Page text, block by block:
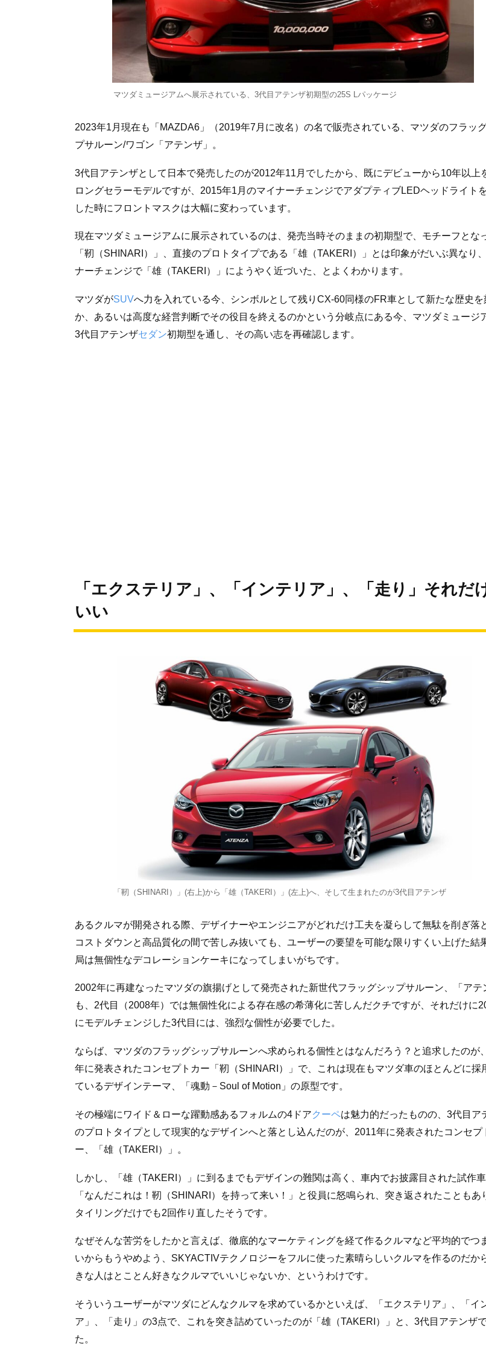
マツダミュージアムへ展示されている、3代目アテンザ初期型の25S Lパッケージ
2023年1月現在も「MAZDA6」（2019年7月に改名）の名で販売されている、マツダのフラッ
プサルーン/ワゴン「アテンザ」。
3代目アテンザとして日本で発売したのが2012年11月でしたから、既にデビューから10年以上
ロングセラーモデルですが、2015年1月のマイナーチェンジでアダプティブLEDヘッドライト
した時にフロントマスクは大幅に変わっています。
現在マツダミュージアムに展示されているのは、発売当時そのままの初期型で、モチーフとな
「靭（SHINARI）」、直接のプロトタイプである「雄（TAKERI）」とは印象がだいぶ異なり
ナーチェンジで「雄（TAKERI）」にようやく近づいた、とよくわかります。
マツダがSUVへ力を入れている今、シンボルとして残りCX-60同様のFR車として新たな歴史を
か、あるいは高度な経営判断でその役目を終えるのかという分岐点にある今、マツダミュージ
3代目アテンザセダン初期型を通し、その高い志を再確認します。
「エクステリア」、「インテリア」、「走り」それだ
いい
「靭（SHINARI）」(右上)から「雄（TAKERI）」(左上)へ、そして生まれたのが3代目アテンザ
あるクルマが開発される際、デザイナーやエンジニアがどれだけ工夫を凝らして無駄を削ぎ落
コストダウンと高品質化の間で苦しみ抜いても、ユーザーの要望を可能な限りすくい上げた結
局は無個性なデコレーションケーキになってしまいがちです。
2002年に再建なったマツダの旗揚げとして発売された新世代フラッグシップサルーン、「アテ
も、2代目（2008年）では無個性化による存在感の希薄化に苦しんだクチですが、それだけに
にモデルチェンジした3代目には、強烈な個性が必要でした。
ならば、マツダのフラッグシップサルーンへ求められる個性とはなんだろう？と追求したのが
年に発表されたコンセプトカー「靭（SHINARI）」で、これは現在もマツダ車のほとんどに採
ているデザインテーマ、「魂動－Soul of Motion」の原型です。
その極端にワイド＆ローな躍動感あるフォルムの4ドアクーペは魅力的だったものの、3代目ア
のプロトタイプとして現実的なデザインへと落とし込んだのが、2011年に発表されたコンセプ
ー、「雄（TAKERI）」。
しかし、「雄（TAKERI）」に到るまでもデザインの難関は高く、車内でお披露目された試作車
「なんだこれは！靭（SHINARI）を持って来い！」と役員に怒鳴られ、突き返されたこともあ
タイリングだけでも2回作り直したそうです。
なぜそんな苦労をしたかと言えば、徹底的なマーケティングを経て作るクルマなど平均的でつ
いからもうやめよう、SKYACTIVテクノロジーをフルに使った素晴らしいクルマを作るのだか
きな人はとことん好きなクルマでいいじゃないか、というわけです。
そういうユーザーがマツダにどんなクルマを求めているかといえば、「エクステリア」、「イ
ア」、「走り」の3点で、これを突き詰めていったのが「雄（TAKERI）」と、3代目アテンザ
た。